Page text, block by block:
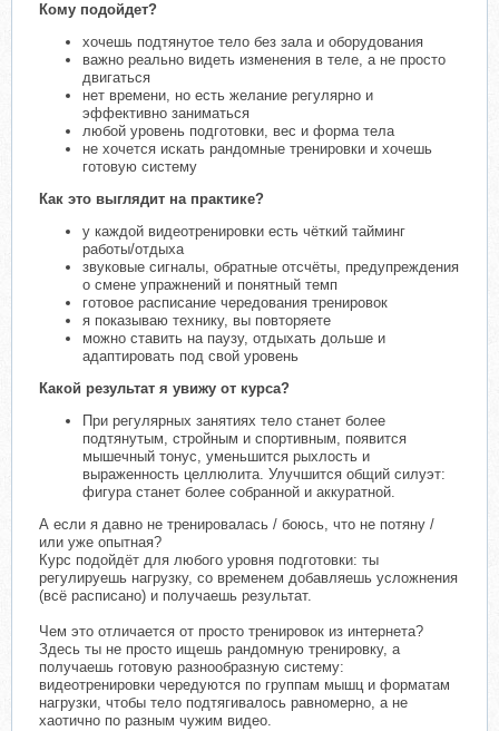
Кому подойдет?
хочешь подтянутое тело без зала и оборудования
важно реально видеть изменения в теле, а не просто
двигаться
нет времени, но есть желание регулярно и
эффективно заниматься
любой уровень подготовки, вес и форма тела
не хочется искать рандомные тренировки и хочешь
готовую систему
Как это выглядит на практике?
у каждой видеотренировки есть чёткий тайминг
работы/отдыха
звуковые сигналы, обратные отсчёты, предупреждения
о смене упражнений и понятный темп
готовое расписание чередования тренировок
я показываю технику, вы повторяете
можно ставить на паузу, отдыхать дольше и
адаптировать под свой уровень
Какой результат я увижу от курса?
При регулярных занятиях тело станет более
подтянутым, стройным и спортивным, появится
мышечный тонус, уменьшится рыхлость и
выраженность целлюлита. Улучшится общий силуэт:
фигура станет более собранной и аккуратной.
А если я давно не тренировалась / боюсь, что не потяну /
или уже опытная?
Курс подойдёт для любого уровня подготовки: ты
регулируешь нагрузку, со временем добавляешь усложнения
(всё расписано) и получаешь результат.
Чем это отличается от просто тренировок из интернета?
Здесь ты не просто ищешь рандомную тренировку, а
получаешь готовую разнообразную систему:
видеотренировки чередуются по группам мышц и форматам
нагрузки, чтобы тело подтягивалось равномерно, а не
хаотично по разным чужим видео.